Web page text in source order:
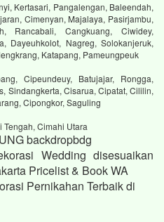
Kertasari, Pangalengan, Baleendah,
Cimenyan, Majalaya, Pasirjambu,
Rancabali, Cangkuang, Ciwidey,
Dayeuhkolot, Nagreg, Solokanjeruk,
Katapang, Pameungpeuk
Cipeundeuy, Batujajar, Rongga,
Sindangkerta, Cisarua, Cipatat, Cililin,
Cipongkor, Saguling
Cimahi Utara
backdropbdg
Wedding disesuaikan
Pricelist & Book WA
Pernikahan Terbaik di